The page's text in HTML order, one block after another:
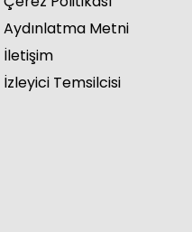
Aydınlatma Metni
İletişim
İzleyici Temsilcisi